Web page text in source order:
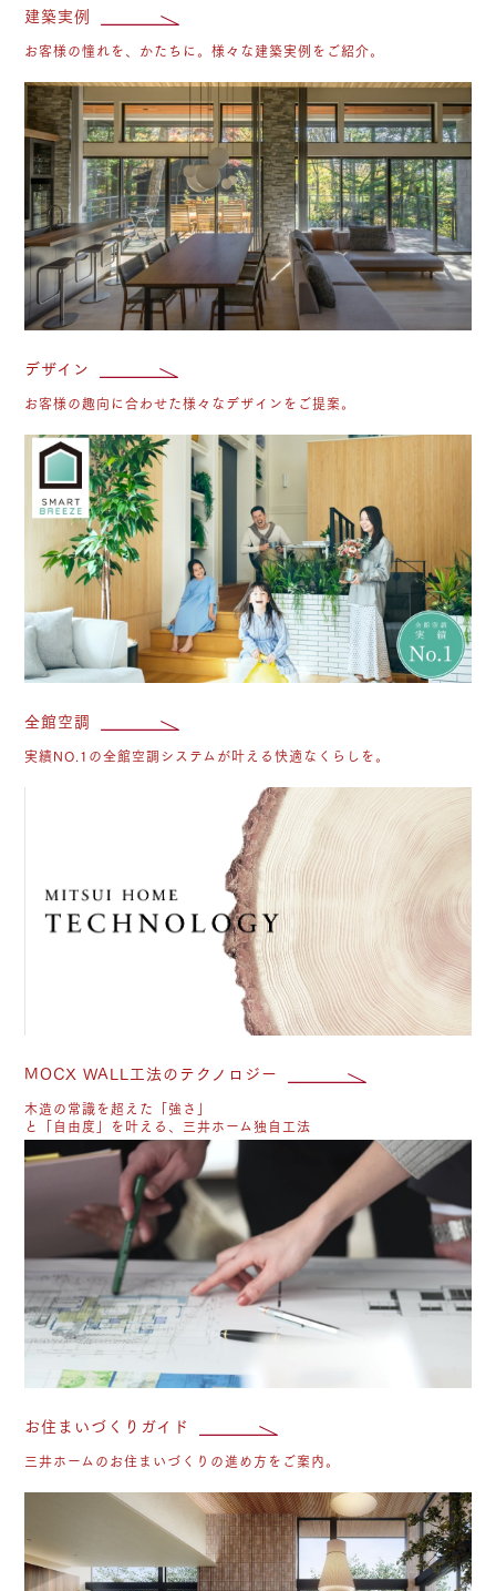
建築実例
お客様の憧れを、かたちに。様々な建築実例をご紹介。
デ
デザイン
お客様の趣向に合わせた様々なデザインをご提案。
全館空調
実績NO.1の全館空調システムが叶える快適なくらしを。
MOCX WALL工法のテクノロジー
木造の常識を超えた「強さ」
と「自由度」を叶える、三井ホーム独自工法
お住まいづくりガイド
三井ホームのお住まいづくりの進め方をご案内。
㎥